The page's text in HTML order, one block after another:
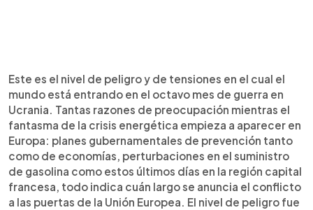
Este es el nivel de peligro y de tensiones en el cual el
mundo está entrando en el octavo mes de guerra en
Ucrania. Tantas razones de preocupación mientras el
fantasma de la crisis energética empieza a aparecer en
Europa: planes gubernamentales de prevención tanto
como de economías, perturbaciones en el suministro
de gasolina como estos últimos días en la región capital
francesa, todo indica cuán largo se anuncia el conflicto
a las puertas de la Unión Europea. El nivel de peligro fue